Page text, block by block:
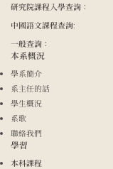
研究院課程入學查詢：
中國語文課程查詢:
一般查詢：
本系概況
學系簡介
系主任的話
學生概況
系歌
聯絡我們
學習
本科課程